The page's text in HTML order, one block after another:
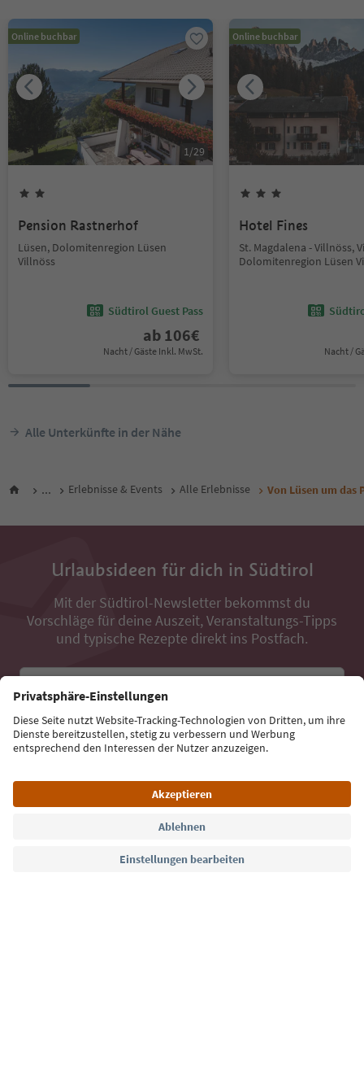
Online buchbar
1/29
Pension Rastnerhof
Lüsen, Dolomitenregion Lüsen
Villnöss
Südtirol Guest Pass
ab 106€
Nacht / Gäste Inkl. MwSt.
Online buchbar
Hotel Fines
St. Magdalena - Villnöss,
Dolomitenregion Lüsen
Nacht /
Alle Unterkünfte in der Nähe
... Erlebnisse & Events Alle Erlebnisse Von Lüsen um das
Urlaubsideen für dich in Südtirol
Mit der Südtirol-Newsletter bekommst du
Vorschläge für deine Auszeit, Veranstaltungs-Tipps
und typische Rezepte direkt ins Postfach.
Jetzt anmelden